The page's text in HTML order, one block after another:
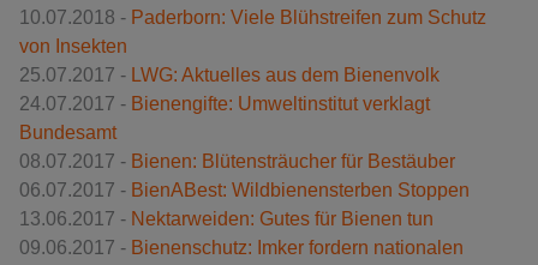
10.07.2018 - Paderborn: Viele Blühstreifen zum Schutz
von Insekten
25.07.2017 - LWG: Aktuelles aus dem Bienenvolk
24.07.2017 - Bienengifte: Umweltinstitut verklagt
Bundesamt
08.07.2017 - Bienen: Blütensträucher für Bestäuber
06.07.2017 - BienABest: Wildbienensterben Stoppen
13.06.2017 - Nektarweiden: Gutes für Bienen tun
09.06.2017 - Bienenschutz: Imker fordern nationalen